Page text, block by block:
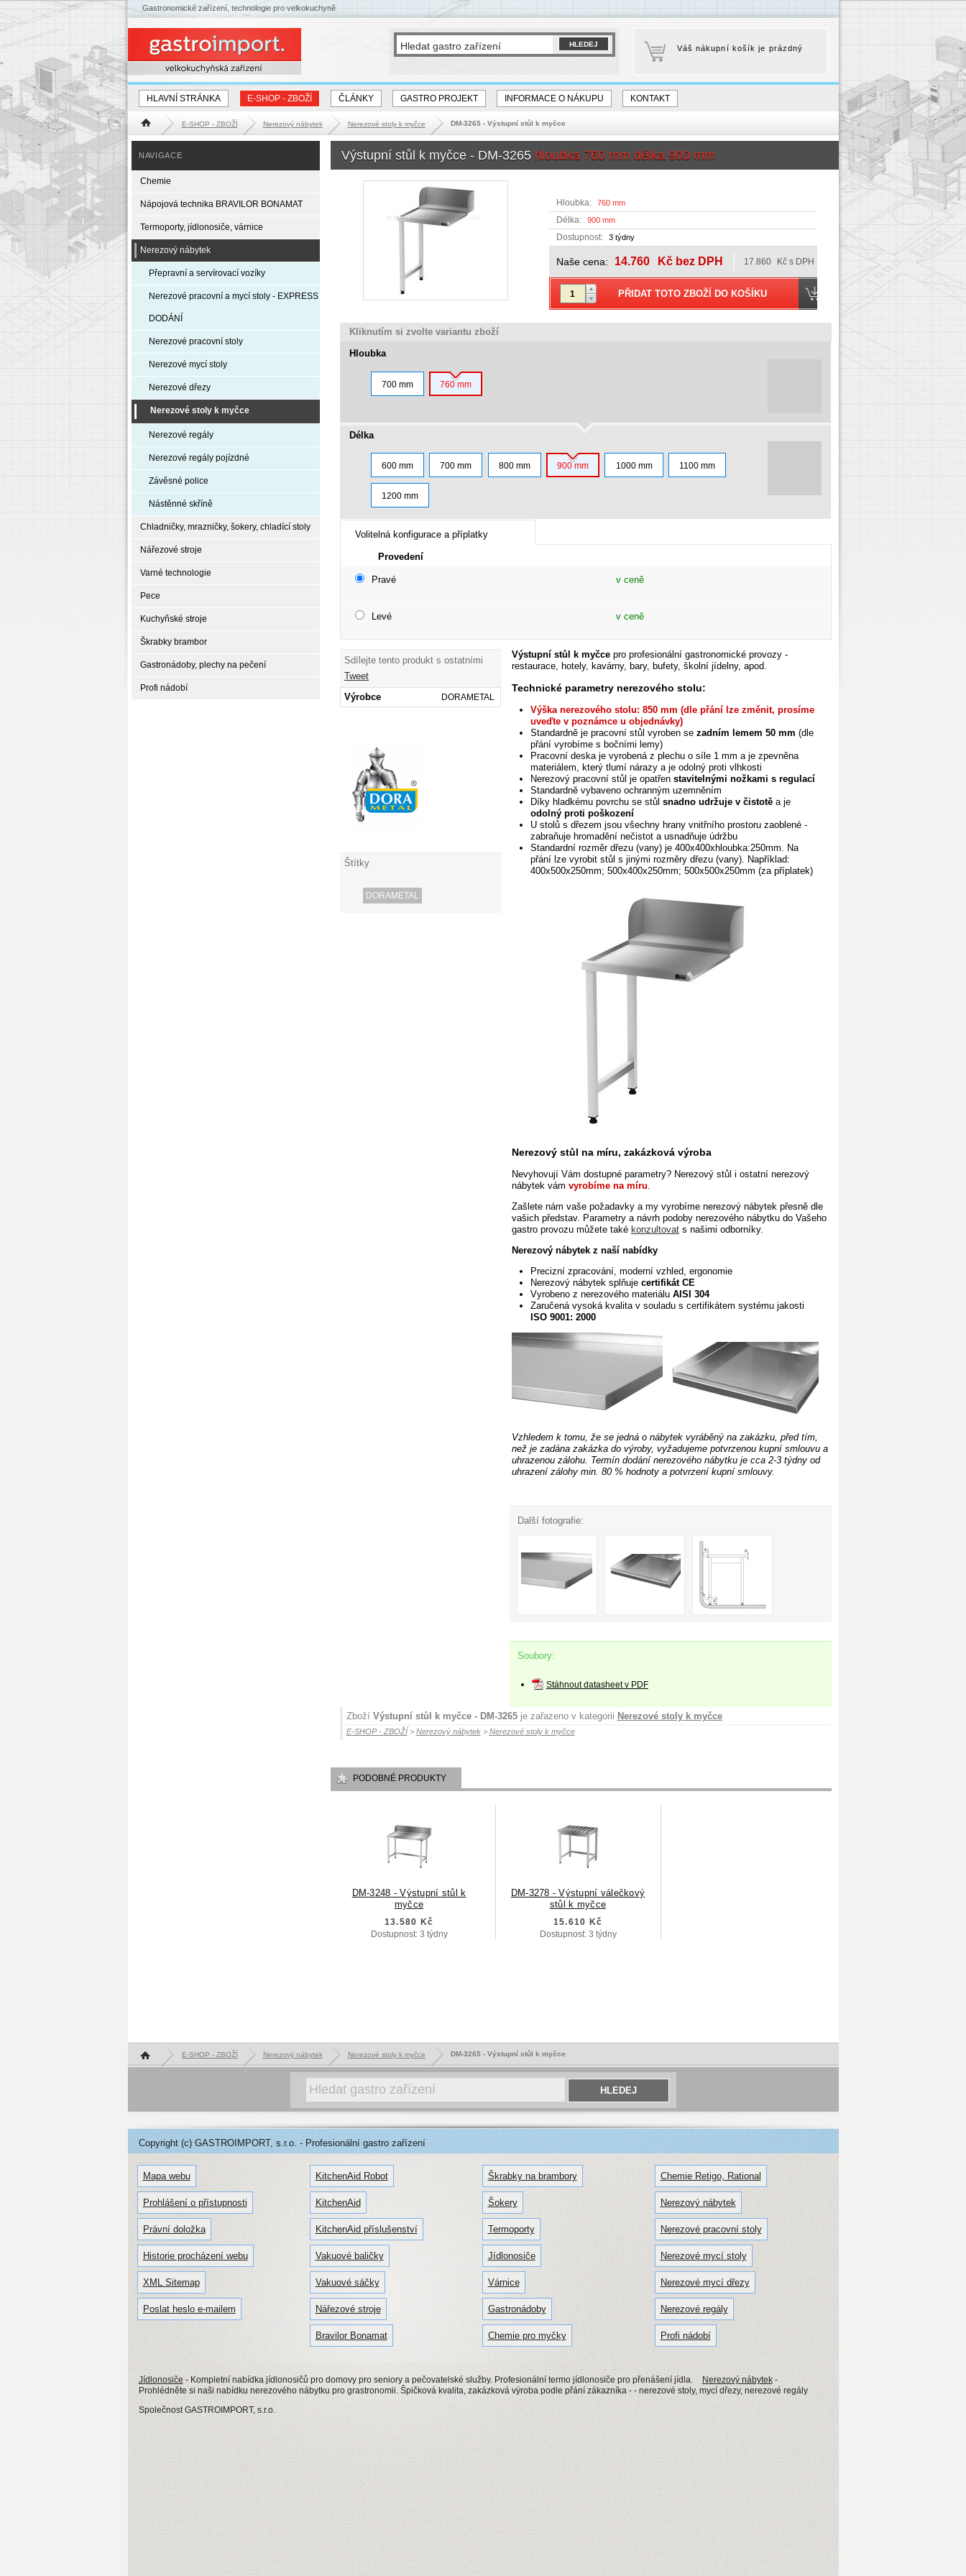
HLAVNÍ STRÁNKA E-SHOP - ZBOŽÍ ČLÁNKY GASTRO PROJEKT INFORMACE O NÁKUPU KONTAKT
Hlavní stránka E-SHOP - ZBOŽÍ Nerezový nábytek Nerezové stoly k myčce DM-3265 - Výstupní stůl k myčce
Výstupní stůl k myčce - DM-3265 hloubka 760 mm délka 900 mm
Hloubka: 760 mm
Délka: 900 mm
Dostupnost: 3 týdny
Naše cena: 14.760 Kč bez DPH 17.860 Kč s DPH
Kliknutím si zvolte variantu zboží
Hloubka
700 mm 760 mm
Délka
600 mm 700 mm 800 mm 900 mm 1000 mm 1100 mm
1200 mm
Volitelná konfigurace a příplatky
Provedení
Pravé v ceně
Levé v ceně
Sdílejte tento produkt s ostatními
Tweet
Výrobce
DORAMETAL
Štítky
DORAMETAL
Výstupní stůl k myčce pro profesionální gastronomické provozy -
restaurace, hotely, kavárny, bary, bufety, školní jídelny, apod.
Technické parametry nerezového stolu:
Výška nerezového stolu: 850 mm (dle přání lze změnit, prosíme
uveďte v poznámce u objednávky)
Standardně je pracovní stůl vyroben se zadním lemem 50 mm (dle
přání vyrobíme s bočními lemy)
Pracovní deska je vyrobená z plechu o síle 1 mm a je zpevněna
materiálem, který tlumí nárazy a je odolný proti vlhkosti
Nerezový pracovní stůl je opatřen stavitelnými nožkami s regulací
Standardně vybaveno ochranným uzemněním
Díkyhladkému povrchu se stůl snadno udržuje v čistotěa je
odolný proti poškození
U stolů s dřezem jsou všechny hrany vnitřního prostoru zaoblené -
zabraňuje hromadění nečistot a usnadňuje údržbu
Standardní rozměr dřezu (vany) je 400x400xhloubka:250mm. Na
přání lze vyrobit stůl s jinými rozměry dřezu (vany). Například:
400x500x250mm; 500x400x250mm; 500x500x250mm (za příplatek)
Nerezový stůl na míru, zakázková výroba
Nevyhovují Vám dostupné parametry? Nerezový stůl i ostatní nerezový
nábytek vám vyrobíme na míru.
Zašlete nám vaše požadavky amy vyrobíme nerezový nábytek přesně dle
vašich představ. Parametry a návrh podoby nerezového nábytkudo Vašeho
gastro provozu můžete také konzultovats našimi odborníky.
Nerezový nábytek z naší nabídky
Precizní zpracování, moderní vzhled, ergonomie
Nerezový nábytek splňuje certifikát CE
Vyrobenoz nerezového materiálu AISI 304
Zaručená vysoká kvalita v souladu s certifikátem systému jakosti
ISO 9001: 2000
Vzhledem k tomu, že se jedná o nábytek vyráběný na zakázku, před tím,
než je zadána zakázka do výroby, vyžadujeme potvrzenou kupní smlouvu a
uhrazenouzálohu. Termín dodání nerezového nábytku je cca 2-3 týdny od
uhrazení zálohy min. 80 % hodnoty a potvrzení kupní smlouvy.
Další fotografie:
Soubory:
Stáhnout datasheet v PDF
Zboží Výstupní stůl k myčce - DM-3265je zařazeno v kategorii Nerezové stoly k myčce
E-SHOP - ZBOŽÍ> Nerezový nábytek> Nerezové stoly k myčce
PODOBNÉ PRODUKTY
DM-3248 - Výstupní stůl k
myčce
13.580 Kč
Dostupnost: 3 týdny
DM-3278 - Výstupní válečkový
stůl k myčce
15.610 Kč
Dostupnost: 3 týdny
NAVIGACE
Chemie
Nápojová technika BRAVILOR BONAMAT
Termoporty, jídlonosiče, várnice
Nerezový nábytek
Přepravní a servírovací vozíky
Nerezové pracovní a mycí stoly - EXPRESS
DODÁNÍ
Nerezové pracovní stoly
Nerezové mycí stoly
Nerezové dřezy
Nerezové stoly k myčce
Nerezové regály
Nerezové regály pojízdné
Závěsné police
Nástěnné skříně
Chladničky, mrazničky, šokery, chladící stoly
Nářezové stroje
Varné technologie
Pece
Kuchyňské stroje
Škrabky brambor
Gastronádoby, plechy na pečení
Profi nádobí
Gastronomické zařízení, technologie pro velkokuchyně
Váš nákupní košík je prázdný
Hlavní stránka E-SHOP - ZBOŽÍ Nerezový nábytek Nerezové stoly k myčce DM-3265 - Výstupní stůl k myčce
Copyright (c) GASTROIMPORT, s.r.o. - Profesionální gastro zařízení
Mapa webu
Prohlášení o přístupnosti
Právní doložka
Historie procházení webu
XML Sitemap
Poslat heslo e-mailem
KitchenAid Robot
KitchenAid
KitchenAid příslušenství
Vakuové baličky
Vakuové sáčky
Nářezové stroje
Bravilor Bonamat
Škrabky na brambory
Šokery
Termoporty
Jídlonosiče
Várnice
Gastronádoby
Chemie pro myčky
Chemie Retigo, Rational
Nerezový nábytek
Nerezové pracovní stoly
Nerezové mycí stoly
Nerezové mycí dřezy
Nerezové regály
Profi nádobí
Jídlonosiče - Kompletní nabídka jídlonosičů pro domovy pro seniory a pečovatelské služby. Profesionální termo jídlonosiče pro přenášení jídla. Nerezový nábytek -
Prohlédněte si naši nabídku nerezového nábytku pro grastronomii. Špičková kvalita, zakázková výroba podle přání zákazníka - - nerezové stoly, mycí dřezy, nerezové regály
Společnost GASTROIMPORT, s.r.o.